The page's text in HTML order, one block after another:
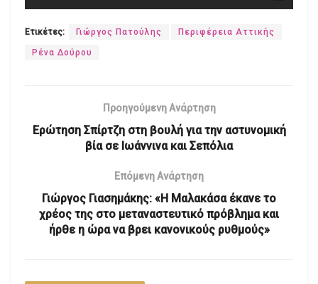
Ετικέτες: Γιώργος Πατούλης Περιφέρεια Αττικής
Ρένα Δούρου
Προηγούμενη Ανάρτηση
Ερώτηση Σπίρτζη στη βουλή για την αστυνομική
βία σε Ιωάννινα και Σεπόλια
Επόμενη Ανάρτηση
Γιώργος Γιασημάκης: «Η Μαλακάσα έκανε το
χρέος της στο μεταναστευτικό πρόβλημα και
ήρθε η ώρα να βρει κανονικούς ρυθμούς»